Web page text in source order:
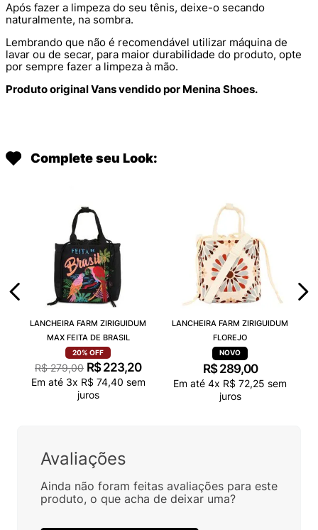
Após fazer a limpeza do seu tênis, deixe-o secando
naturalmente, na sombra.
Lembrando que não é recomendável utilizar máquina de
lavar ou de secar, para maior durabilidade do produto, opte
por sempre fazer a limpeza à mão.
Produto original Vans vendido por Menina Shoes.
Complete seu Look:
LANCHEIRA FARM ZIRIGUIDUM
MAX FEITA DE BRASIL
20% OFF
R$ 279,00 R$ 223,20
Em até 3x R$ 74,40 sem
juros
LANCHEIRA FARM ZIRIGUIDUM
FLOREJO
R$ 289,00
Em até 4x R$ 72,25 sem
juros
Avaliações
Ainda não foram feitas avaliações para este
produto, o que acha de deixar uma?